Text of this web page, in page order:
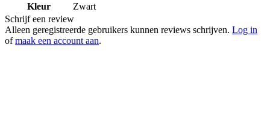
Kleur
Zwart
Schrijf een review
Alleen geregistreerde gebruikers kunnen reviews schrijven. Log in
ofmaak een account aan.